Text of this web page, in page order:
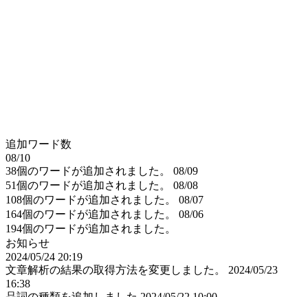
追加ワード数
08/10
38個のワードが追加されました。
08/09
51個のワードが追加されました。
08/08
108個のワードが追加されました。
08/07
164個のワードが追加されました。
08/06
194個のワードが追加されました。
お知らせ
2024/05/24 20:19
文章解析の結果の取得方法を変更しました。
2024/05/23
16:38